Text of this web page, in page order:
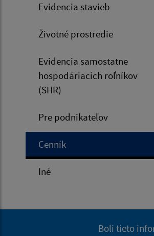
Evidencia stavieb
Životné prostredie
Evidencia samostatne
hospodáriacich roľníkov
(SHR)
Pre podnikateľov
Cenník
Iné
Boli tieto